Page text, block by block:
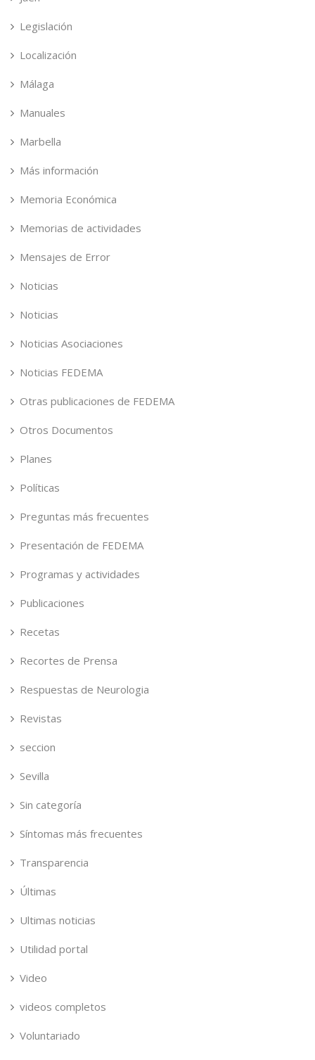
Legislación
Localización
Málaga
Manuales
Marbella
Más información
Memoria Económica
Memorias de actividades
Mensajes de Error
Noticias
Noticias
Noticias Asociaciones
Noticias FEDEMA
Otras publicaciones de FEDEMA
Otros Documentos
Planes
Políticas
Preguntas más frecuentes
Presentación de FEDEMA
Programas y actividades
Publicaciones
Recetas
Recortes de Prensa
Respuestas de Neurologia
Revistas
seccion
Sevilla
Sin categoría
Síntomas más frecuentes
Transparencia
Últimas
Ultimas noticias
Utilidad portal
Video
videos completos
Voluntariado